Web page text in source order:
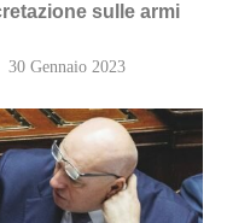
sulle armi
30 Gennaio 2023